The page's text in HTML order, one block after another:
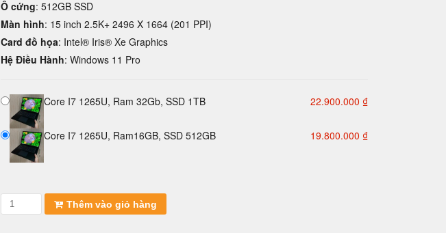
Ô cứng: 512GB SSD
Màn hình: 15 inch 2.5K+ 2496 X 1664 (201 PPI)
Card đồ họa: Intel® Iris® Xe Graphics
Hệ Điều Hành: Windows 11 Pro
Core I7 1265U, Ram 32Gb, SSD 1TB 22.900.000 ₫
Core I7 1265U, Ram16GB, SSD 512GB 19.800.000 ₫
Microsoft
Surface
Thêm vào giỏ hàng